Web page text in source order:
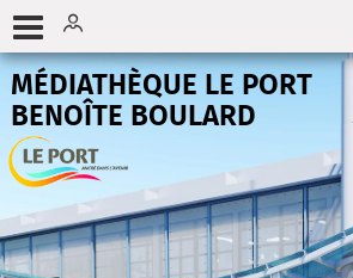
MÉDIATHÈQUE LE PORT
BENOÎTE BOULARD